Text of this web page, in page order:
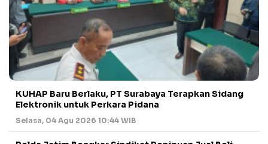
KUHAP Baru Berlaku, PT Surabaya Terapkan Sidang
Elektronik untuk Perkara Pidana
Selasa, 04 Agu 2026 10:44 WIB